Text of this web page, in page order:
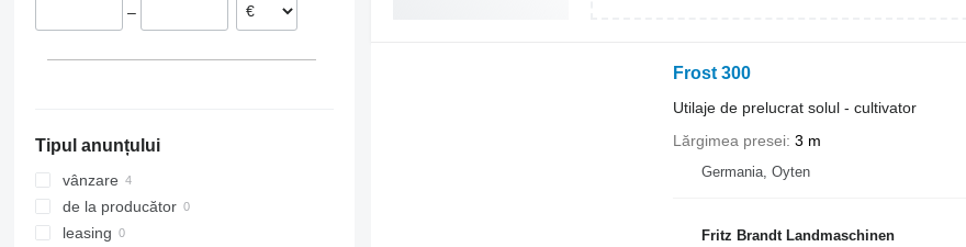
Smaragd
VarioPack
Zirkon
–
Tipul anunțului
vânzare
de la producător
leasing
Frost 300
Utilaje de prelucrat solul - cultivator
Lărgimea presei 3 m
Germania, Oyten
Fritz Brandt Landmaschinen